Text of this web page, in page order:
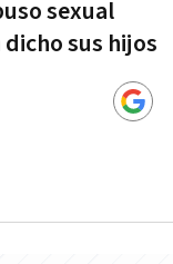
sexual
sus hijos